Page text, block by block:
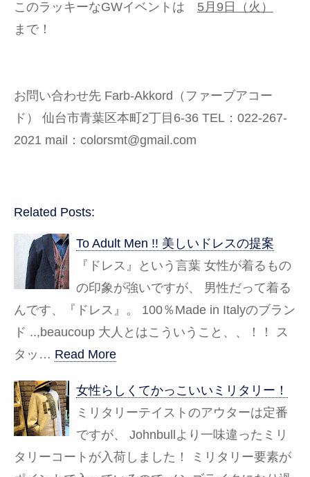
このラッキーなGWイベントは 5月9日（火）
まで！
お問い合わせ先 Farb-Akkord（ファーブアコー
ド） 仙台市青葉区本町2丁目6-36 TEL：022-267-
2021 mail：colorsmt@gmail.com
Related Posts:
To Adult Men !! 美しいドレスの提案
『ドレス』という言葉 女性が着るもの
の印象が強いですが、 男性だって着る
んです、『ドレス』。 100％Made in Italyのブラン
ド ..,beaucoup 大人とはこういうこと、、！！ ス
タッ… Read More
女性らしくてかっこいいミリタリー！
ミリタリーテイストのアウターは定番
ですが、 Johnbullより一味違ったミリ
タリーコートが入荷しました！ ミリタリー要素が